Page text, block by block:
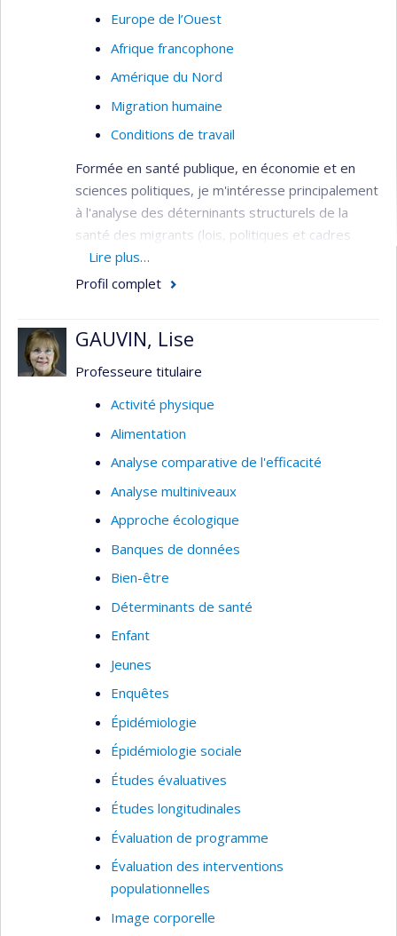
Europe de l’Ouest
Afrique francophone
Amérique du Nord
Migration humaine
Conditions de travail
Formée en santé publique, en économie et en
sciences politiques, je m'intéresse principalement
à l'analyse des déterninants structurels de la
santé des migrants (lois, politiques et cadres
réglementaires, normes) qui façonnent les
déterminants intermédiaires de la santé
soins et services des personnes au statut
migratoire précaire, et 2) l’émergence et la mise
améliorer les réponses aux besoins diversifiés
des populations migrantes mal desservies, au
Canada et en Europe. Je mobilise les approches
participatives et centrées sur les besoins des
usagers dans mes recherches.
Lire plus…
Profil complet
GAUVIN, Lise
Professeure titulaire
Activité physique
Alimentation
Analyse comparative de l'efficacité
Analyse multiniveaux
Approche écologique
Banques de données
Bien-être
Déterminants de santé
Enfant
Jeunes
Enquêtes
Épidémiologie
Épidémiologie sociale
Études évaluatives
Études longitudinales
Évaluation de programme
Évaluation des interventions
populationnelles
Image corporelle